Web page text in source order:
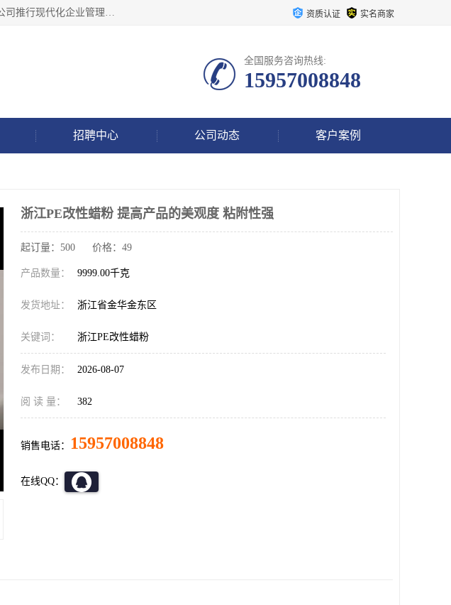
金华氟茂化工科技有限公司，位于浙江省的活力城市金华，公司集化工产品的技术研发、销售于一身，公司推行现代化企业管理理念，公司成立以来吸引了一批技术、业务、能力良好的科技人才，为多种产品的推广流通搭建良好的服务平台。我公司主要经营产品包括：PTFE微粉、FEP微粉、ECTFE、PES微粉等，这些产品由于具有、耐腐蚀、耐高温等性能而广泛应用于许多领域。 资质认证 实名商家
全国服务咨询热线:
15957008848
招聘中心 公司动态 客户案例
浙江PE改性蜡粉 提高产品的美观度 粘附性强
起订量：500 价格：49
产品数量： 9999.00千克
发货地址： 浙江省金华金东区
关键词： 浙江PE改性蜡粉
发布日期： 2026-08-07
阅 读 量： 382
销售电话： 15957008848
在线QQ：